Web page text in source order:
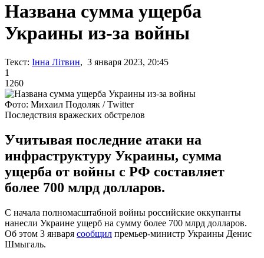
Названа сумма ущерба
Украины из-за войны
Текст: Інна Літвин, 3 января 2023, 20:45
1
1260
Фото: Михаил Подоляк / Twitter
Последствия вражеских обстрелов
Учитывая последние атаки на
инфраструктуру Украины, сумма
ущерба от войны с РФ составляет
более 700 млрд долларов.
С начала полномасштабной войны российские оккупанты
нанесли Украине ущерб на сумму более 700 млрд долларов.
Об этом 3 января сообщил премьер-министр Украины Денис
Шмыгаль.